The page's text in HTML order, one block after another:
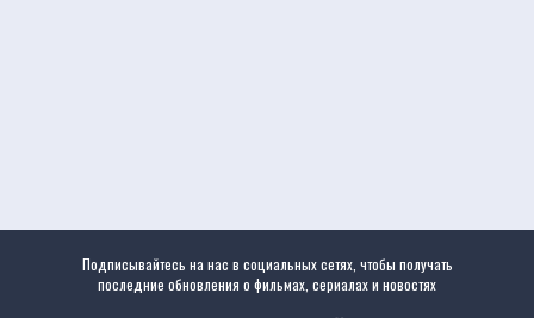
Подписывайтесь на нас в социальных сетях, чтобы получать
последние обновления о фильмах, сериалах и новостях